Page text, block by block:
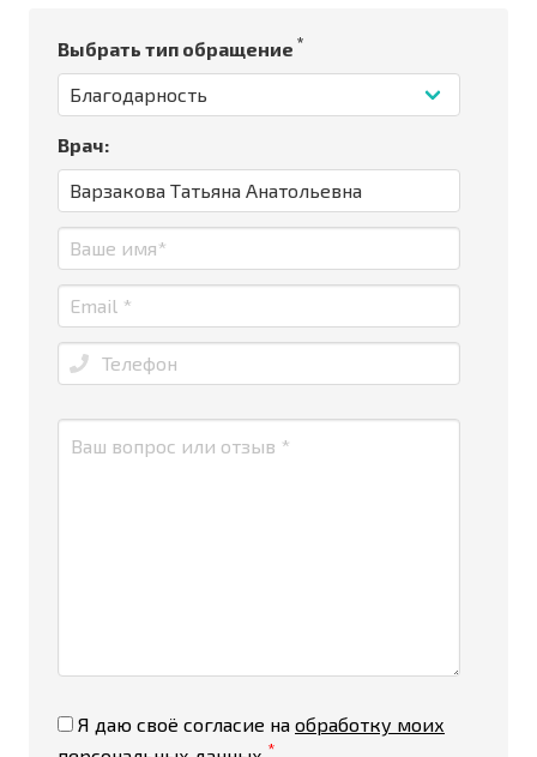
Выбрать тип обращение *
Врач:
Я даю своё согласие на обработку моих
*